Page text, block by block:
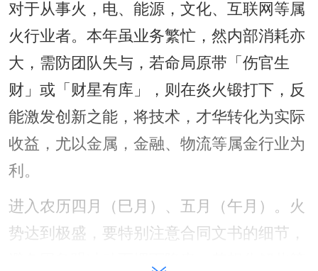
对于从事火，电、能源，文化、互联网等属
火行业者。本年虽业务繁忙，然内部消耗亦
大，需防团队失与，若命局原带「伤官生
财」或「财星有库」，则在炎火锻打下，反
能激发创新之能，将技术，才华转化为实际
收益，尤以金属，金融、物流等属金行业为
利。
进入农历四月（巳月）、五月（午月）。火
势达到极盛，要特别注意合同文书的细节，